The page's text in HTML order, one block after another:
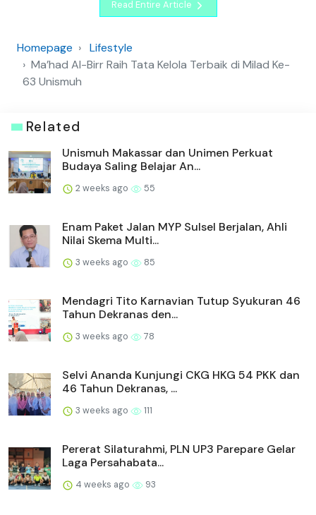
Read Entire Article
Homepage
Lifestyle
Ma’had Al-Birr Raih Tata Kelola Terbaik di Milad Ke-
63 Unismuh
Related
Unismuh Makassar dan Unimen Perkuat
Budaya Saling Belajar An...
2 weeks ago 55
Enam Paket Jalan MYP Sulsel Berjalan, Ahli
Nilai Skema Multi...
3 weeks ago 85
Mendagri Tito Karnavian Tutup Syukuran 46
Tahun Dekranas den...
3 weeks ago 78
Selvi Ananda Kunjungi CKG HKG 54 PKK dan
46 Tahun Dekranas, ...
3 weeks ago 111
Pererat Silaturahmi, PLN UP3 Parepare Gelar
Laga Persahabata...
4 weeks ago 93